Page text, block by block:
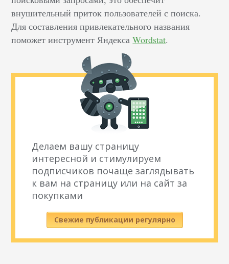
внушительный приток пользователей с поиска.
Для составления привлекательного названия
поможет инструмент ЯндексаWordstat.
Делаем вашу страницу
интересной и стимулируем
подписчиков почаще заглядывать
к вам на страницу или на сайт за
покупками
Свежие публикации регулярно